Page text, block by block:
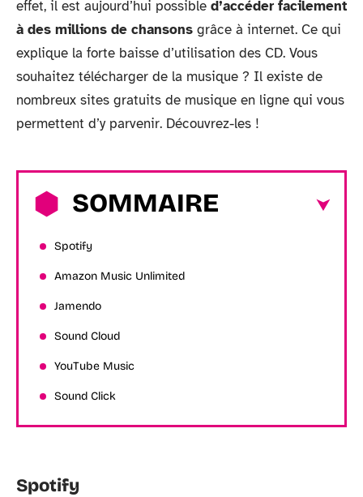
effet, il est aujourd’hui possible d’accéder facilement
à des millions de chansons grâce à internet. Ce qui
explique la forte baisse d’utilisation des CD. Vous
souhaitez télécharger de la musique ? Il existe de
nombreux sites gratuits de musique en ligne qui vous
permettent d’y parvenir. Découvrez-les !
SOMMAIRE
Spotify
Amazon Music Unlimited
Jamendo
Sound Cloud
YouTube Music
Sound Click
Spotify